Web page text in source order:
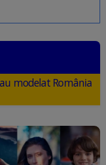
modelat România